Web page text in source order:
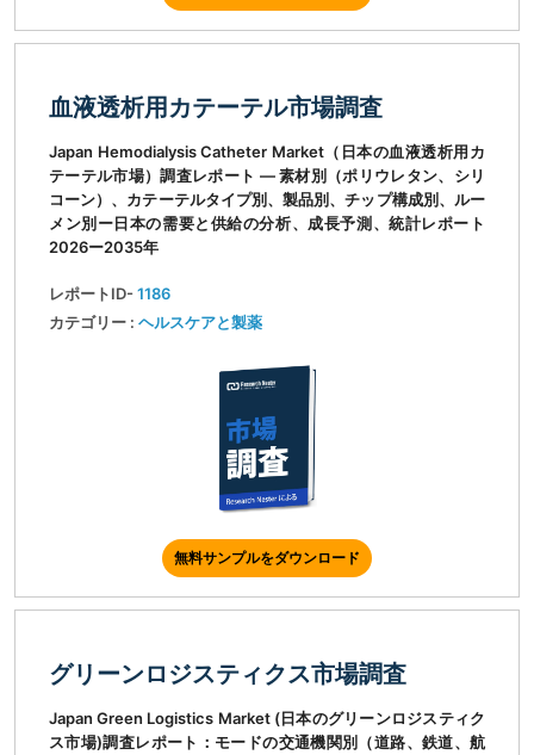
血液透析用カテーテル市場調査
Japan Hemodialysis Catheter Market（日本の血液透析用カ
テーテル市場）調査レポート ― 素材別（ポリウレタン、シリ
コーン）、カテーテルタイプ別、製品別、チップ構成別、ルー
メン別ー日本の需要と供給の分析、成長予測、統計レポート
2026ー2035年
レポートID-1186
カテゴリー : ヘルスケアと製薬
無料サンプルをダウンロード
グリーンロジスティクス市場調査
Japan Green Logistics Market (日本のグリーンロジスティク
ス市場)調査レポート：モードの交通機関別（道路、鉄道、航